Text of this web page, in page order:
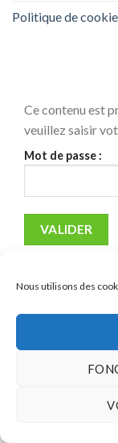
Nous utilisons des
Ce contenu est
veuillez saisir
Mot de passe :
Politique de